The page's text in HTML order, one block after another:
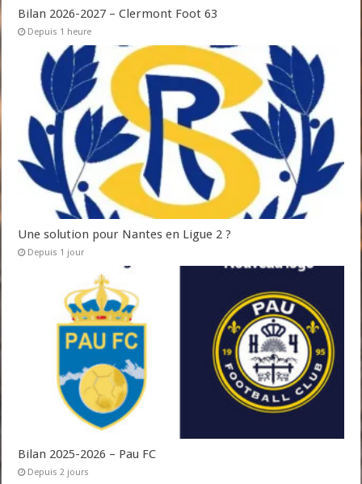
Bilan 2026-2027 – Clermont Foot 63
Depuis 1 heure
Une solution pour Nantes en Ligue 2 ?
Depuis 1 jour
Bilan 2025-2026 – Pau FC
Depuis 2 jours